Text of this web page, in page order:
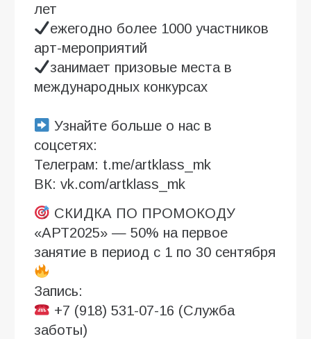
лет⁣⁣⠀⁣⁣⠀
ежегодно более 1000 участников
арт-мероприятий⁣⁣⠀⁣⁣⠀
занимает призовые места в
международных конкурсах ⁣
Узнайте больше о нас в
соцсетях:
Телеграм: t.me/artklass_mk
ВК: vk.com/artklass_mk
СКИДКА ПО ПРОМОКОДУ
«АРТ2025» — 50% на первое
занятие в период с 1 по 30 сентября
Запись:
+7 (918) 531-07-16 (Служба
заботы)